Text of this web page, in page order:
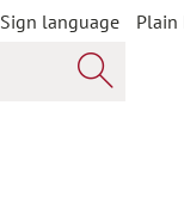
Sign language
Plain